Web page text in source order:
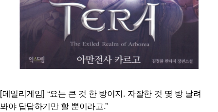
[데일리게임] “요는 큰 것 한 방이지. 자잘한 것 몇 방 날려
봐야 답답하기만 할 뿐이라고.”